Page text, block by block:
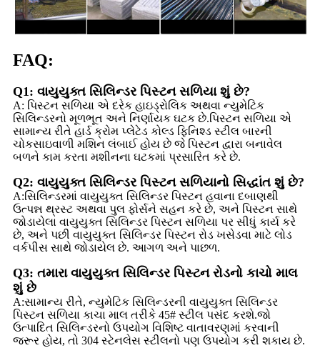
FAQ:
Q1: વાયુયુક્ત સિલિન્ડર પિસ્ટન સળિયા શું છે?
A: પિસ્ટન સળિયા એ દરેક હાઇડ્રોલિક અથવા ન્યુમેટિક
સિલિન્ડરનો મૂળભૂત અને નિર્ણાયક ઘટક છે.પિસ્ટન સળિયા એ
સામાન્ય રીતે હાર્ડ ક્રોમ પ્લેટેડ કોલ્ડ ફિનિશ્ડ સ્ટીલ બારની
ચોકસાઇવાળી મશિન લંબાઈ હોય છે જે પિસ્ટન દ્વારા બનાવેલ
બળને કામ કરતા મશીનના ઘટકમાં પ્રસારિત કરે છે.
Q2: વાયુયુક્ત સિલિન્ડર પિસ્ટન સળિયાનો સિદ્ધાંત શું છે?
A:સિલિન્ડરમાં વાયુયુક્ત સિલિન્ડર પિસ્ટન હવાના દબાણથી
ઉત્પન્ન થ્રસ્ટ અથવા પુલ ફોર્સને સહન કરે છે, અને પિસ્ટન સાથે
જોડાયેલા વાયુયુક્ત સિલિન્ડર પિસ્ટન સળિયા પર સીધું કાર્ય કરે
છે, અને પછી વાયુયુક્ત સિલિન્ડર પિસ્ટન રોડ ખસેડવા માટે લોડ
વર્કપીસ સાથે જોડાયેલ છે. આગળ અને પાછળ.
Q3: તમારા વાયુયુક્ત સિલિન્ડર પિસ્ટન રોડનો કાચો માલ
શું છે
A:સામાન્ય રીતે, ન્યુમેટિક સિલિન્ડરની વાયુયુક્ત સિલિન્ડર
પિસ્ટન સળિયા કાચા માલ તરીકે 45# સ્ટીલ પસંદ કરશે.જો
ઉત્પાદિત સિલિન્ડરનો ઉપયોગ વિશિષ્ટ વાતાવરણમાં કરવાની
જરૂર હોય, તો 304 સ્ટેનલેસ સ્ટીલનો પણ ઉપયોગ કરી શકાય છે.